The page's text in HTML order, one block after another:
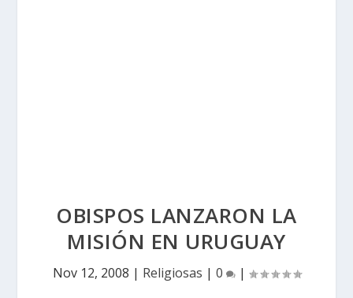
OBISPOS LANZARON LA
MISIÓN EN URUGUAY
Nov 12, 2008 | Religiosas | 0 |